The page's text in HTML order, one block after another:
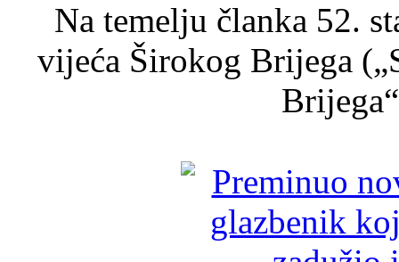
Na temelju članka 52.
vijeća Širokog Brijega